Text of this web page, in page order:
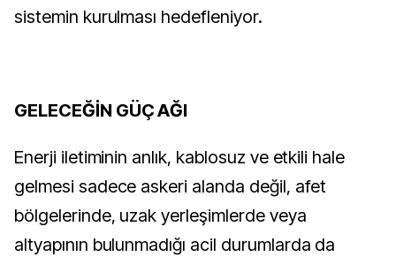
sistemin kurulması hedefleniyor.
GELECEĞİN GÜÇ AĞI
Enerji iletiminin anlık, kablosuz ve etkili hale
gelmesi sadece askeri alanda değil, afet
bölgelerinde, uzak yerleşimlerde veya
altyapının bulunmadığı acil durumlarda da